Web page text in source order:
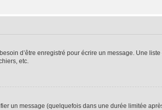
d’être enregistré pour écrire un message. Une
etc.
un message (quelquefois dans une durée limitée